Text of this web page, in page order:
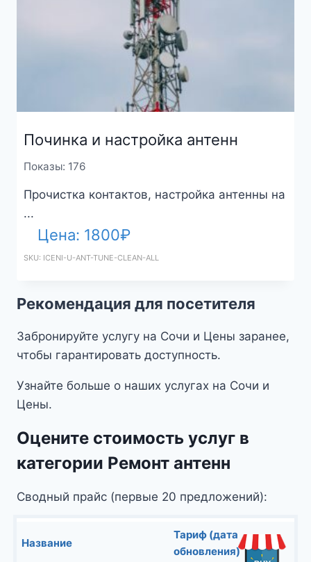
Починка и настройка антенн
Показы: 176
Прочистка контактов, настройка антенны на
...
Цена: 1800₽
SKU: ICENI-U-ANT-TUNE-CLEAN-ALL
Рекомендация для посетителя
Забронируйте услугу на Сочи и Цены заранее,
чтобы гарантировать доступность.
Узнайте больше о наших услугах на Сочи и
Цены.
Оцените стоимость услуг в
категории Ремонт антенн
Сводный прайс (первые 20 предложений):
Название
Тариф (дата
обновления)